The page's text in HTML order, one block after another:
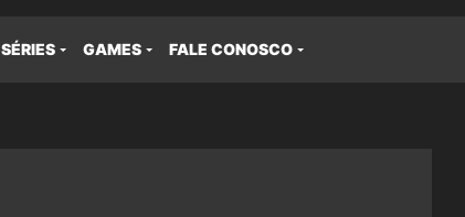
SÉRIES GAMES FALE CONOSCO